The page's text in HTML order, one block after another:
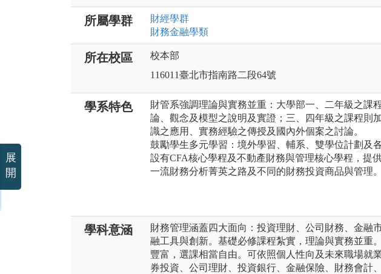
所屬學群 財經學群
財務金融學類
所在校區
校本部
116011臺北市指南路二段64號
學系特色
財管系強調理論與實務並重：大學部一、二年級之課
論、觀念及模型之說明及實證；三、四年級之課程則
識之應用、實務經驗之傳授及國內外個案之討論。
鼓勵學生多元學習：境外學習、輔系、雙學位計劃及
設有CFA核心學程及不動產財務與管理核心學程，提
一流財務分析菁英之路及不同的財務投資商品與管理。
學科意涵
財務管理涵蓋四大面向：投資理財、公司財務、金融
融工具與創新。基礎必修課程紮實，理論與實務並重
豐富，選課相當自由。可依照個人性向及未來職場就
券投資、公司理財、投資銀行、金融保險、財務會計
展
開